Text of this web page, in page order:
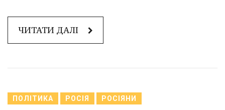
ЧИТАТИ ДАЛІ
ПОЛІТИКА РОСІЯ РОСІЯНИ